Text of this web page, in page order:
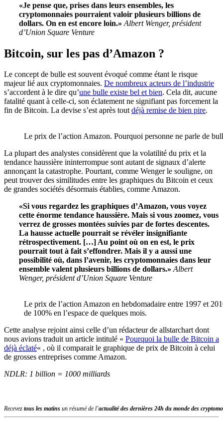
«Je pense que, prises dans leurs ensembles, les
cryptomonnaies pourraient valoir plusieurs billions de
dollars. On en est encore loin.» Albert Wenger, président
d’Union Square Venture
Bitcoin, sur les pas d’Amazon ?
Le concept de bulle est souvent évoqué comme étant le risque
majeur lié aux cryptomonnaies. De nombreux acteurs de l’industrie
s’accordent à le dire qu’une bulle existe bel et bien. Cela dit, aucune
fatalité quant à celle-ci, son éclatement ne signifiant pas forcement la
fin de Bitcoin. La devise s’est après toutdéjà remise de bien pire.
Le prix de l’action Amazon. Pourquoi personne ne parle de
La plupart des analystes considèrent que la volatilité du prix et la
tendance haussière ininterrompue sont autant de signaux d’alerte
annonçant la catastrophe. Pourtant, comme Wenger le souligne, on
peut trouver des similitudes entre les graphiques du Bitcoin et ceux
de grandes sociétés désormais établies, comme Amazon.
«Si vous regardez les graphiques d’Amazon, vous voyez
cette énorme tendance haussière. Mais si vous zoomez, vous
verrez de grosses montées suivies par de fortes descentes.
La hausse actuelle pourrait se révéler insignifiante
rétrospectivement. […] Au point où on en est, le prix
pourrait tout à fait s’effondrer. Mais il y a aussi une
possibilité où, dans l’avenir, les cryptomonnaies dans leur
ensemble valent plusieurs billions de dollars.» Albert
Wenger, président d’Union Square Venture
Le prix de l’action Amazon en hebdomadaire entre 1997 et
de 100% en l’espace de quelques mois.
Cette analyse rejoint ainsi celle d’un rédacteur de allstarchart dont
nous avions traduit un article intitulé « Pourquoi la bulle de Bitcoin a
déjà éclaté« , où il comparait le graphique de prix de Bitcoin à celui
de grosses entreprises comme Amazon.
NDLR: 1 billion = 1000 milliards
Recevez tous les matins un résumé de l’actualité des dernières 24h du monde des